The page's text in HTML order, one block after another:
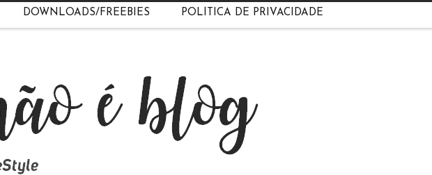
DOWNLOADS/FREEBIES POLÍTICA DE PRIVACIDADE